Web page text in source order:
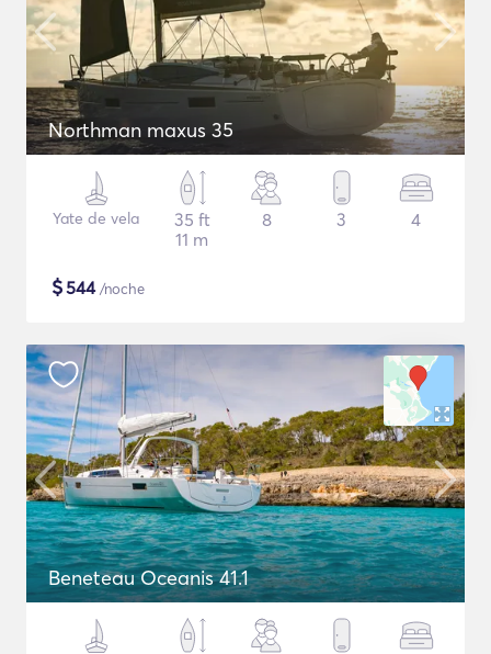
Northman maxus 35
Yate de vela
35 ft
11 m
8 3 4
$544/noche
Beneteau Oceanis 41.1